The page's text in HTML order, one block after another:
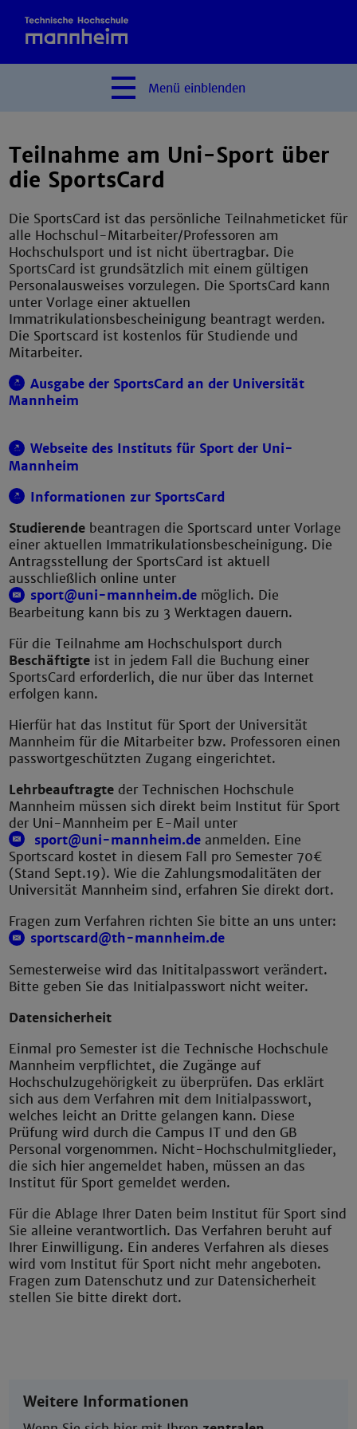
Menü einblenden
Teilnahme am Uni-Sport über
die SportsCard
Die SportsCard ist das persönliche Teilnahmeticket für
alle Hochschul-Mitarbeiter/Professoren am
Hochschulsport und ist nicht übertragbar. Die
SportsCard ist grundsätzlich mit einem gültigen
Personalausweises vorzulegen. Die SportsCard kann
unter Vorlage einer aktuellen
Immatrikulationsbescheinigung beantragt werden.
Die Sportscard ist kostenlos für Studiende und
Mitarbeiter.
Ausgabe der SportsCard an der Universität
Mannheim
Webseite des Instituts für Sport der Uni-
Mannheim
Informationen zur SportsCard
Studierende beantragen die Sportscard unter Vorlage
einer aktuellen Immatrikulations­bescheinigung. Die
Antragsstellung der SportsCard ist aktuell
ausschließlich online unter
sport@uni-mannheim.de möglich. Die
Bearbeitung kann bis zu 3 Werktagen dauern.
Für die Teilnahme am Hochschulsport durch
Beschäftigte ist in jedem Fall die Buchung einer
SportsCard erforderlich, die nur über das Internet
erfolgen kann.
Hierfür hat das Institut für Sport der Universität
Mannheim für die Mitarbeiter bzw. Professoren einen
passwortgeschützten Zugang eingerichtet.
Lehrbeauftragte der Technischen Hochschule
Mannheim müssen sich direkt beim Institut für Sport
der Uni-Mannheim per E-Mail unter
sport@uni-mannheim.de anmelden. Eine
Sportscard kostet in diesem Fall pro Semester 70€
(Stand Sept.19). Wie die Zahlungsmodalitäten der
Universität Mannheim sind, erfahren Sie direkt dort.
Fragen zum Verfahren richten Sie bitte an uns unter:
sportscard@th-mannheim.de
Semesterweise wird das Inititalpasswort verändert.
Bitte geben Sie das Initialpasswort nicht weiter.
Datensicherheit
Einmal pro Semester ist die Technische Hochschule
Mannheim verpflichtet, die Zugänge auf
Hochschulzugehörigkeit zu überprüfen. Das erklärt
sich aus dem Verfahren mit dem Initialpasswort,
welches leicht an Dritte gelangen kann. Diese
Prüfung wird durch die Campus IT und den GB
Personal vorgenommen. Nicht-Hochschulmitglieder,
die sich hier angemeldet haben, müssen an das
Institut für Sport gemeldet werden.
Für die Ablage Ihrer Daten beim Institut für Sport sind
Sie alleine verantwortlich. Das Verfahren beruht auf
Ihrer Einwilligung. Ein anderes Verfahren als dieses
wird vom Institut für Sport nicht mehr angeboten.
Fragen zum Datenschutz und zur Datensicherheit
stellen Sie bitte direkt dort.
Weitere Informationen